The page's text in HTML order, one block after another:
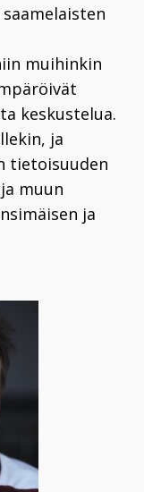
muihinkin
keskustelua.
ja
tietoisuuden
muun
ja